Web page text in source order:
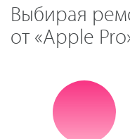
Выбирая
от «Apple